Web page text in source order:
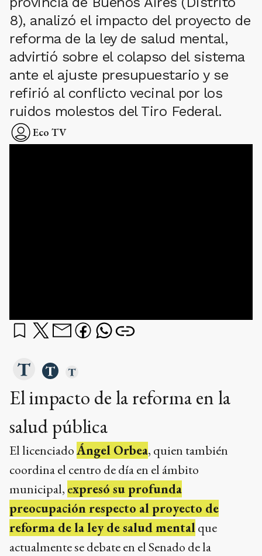
8), analizó el impacto del proyecto de
reforma de la ley de salud mental,
advirtió sobre el colapso del sistema
ante el ajuste presupuestario y se
refirió al conflicto vecinal por los
ruidos molestos del Tiro Federal.
Eco TV
El impacto de la reforma en la
salud pública
El licenciadoÁngel Orbea, quien también
coordina el centro de día en el ámbito
municipal, expresó su profunda
preocupación respecto al proyecto de
reforma de la ley de salud mentalque
actualmente se debate en el Senado de la